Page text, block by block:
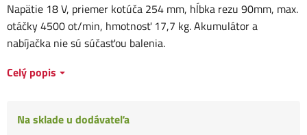
Napätie 18 V, priemer kotúča 254 mm, hĺbka rezu 90mm, max.
otáčky 4500 ot/min, hmotnosť 17,7 kg. Akumulátor a
nabíjačka nie sú súčasťou balenia.
Celý popis
Na sklade u dodávateľa